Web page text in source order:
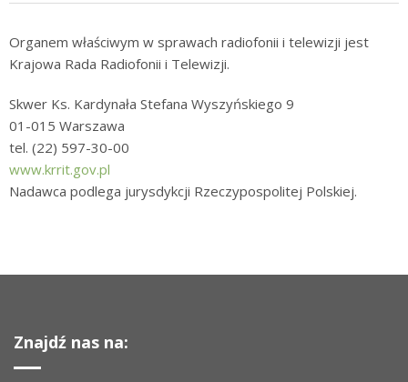
Organem właściwym w sprawach radiofonii i telewizji jest
Krajowa Rada Radiofonii i Telewizji.
Skwer Ks. Kardynała Stefana Wyszyńskiego 9
01-015 Warszawa
tel. (22) 597-30-00
www.krrit.gov.pl
Nadawca podlega jurysdykcji Rzeczypospolitej Polskiej.
Znajdź nas na: